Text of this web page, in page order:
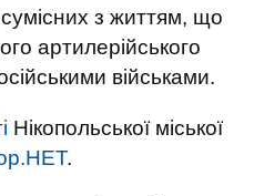
з життям, що
артилерійського
військами.
Нікопольської міської
.